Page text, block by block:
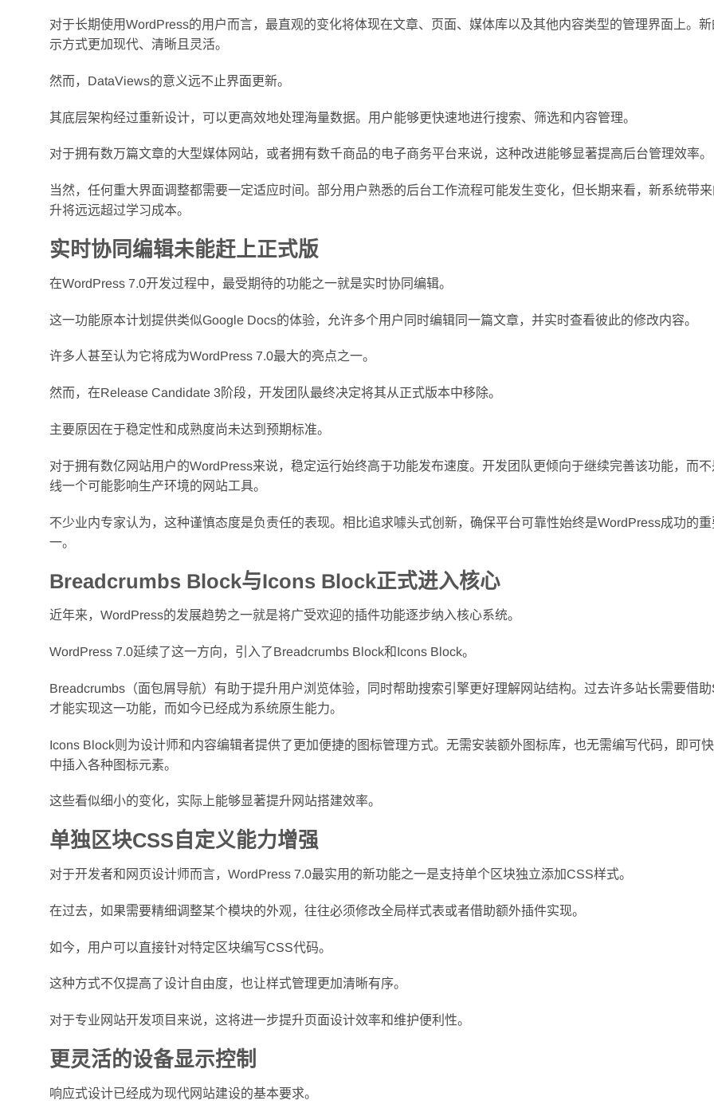
对于长期使用WordPress的用户而言，最直观的变化将体现在文章、页面、媒体库以及其他内容类型的管理界面上。
示方式更加现代、清晰且灵活。
然而，DataViews的意义远不止界面更新。
其底层架构经过重新设计，可以更高效地处理海量数据。用户能够更快速地进行搜索、筛选和内容管理。
对于拥有数万篇文章的大型媒体网站，或者拥有数千商品的电子商务平台来说，这种改进能够显著提高后台管理效率。
当然，任何重大界面调整都需要一定适应时间。部分用户熟悉的后台工作流程可能发生变化，但长期来看，新系统带
升将远远超过学习成本。
实时协同编辑未能赶上正式版
在WordPress 7.0开发过程中，最受期待的功能之一就是实时协同编辑。
这一功能原本计划提供类似Google Docs的体验，允许多个用户同时编辑同一篇文章，并实时查看彼此的修改内容。
许多人甚至认为它将成为WordPress 7.0最大的亮点之一。
然而，在Release Candidate 3阶段，开发团队最终决定将其从正式版本中移除。
主要原因在于稳定性和成熟度尚未达到预期标准。
对于拥有数亿网站用户的WordPress来说，稳定运行始终高于功能发布速度。开发团队更倾向于继续完善该功能，而
线一个可能影响生产环境的网站工具。
不少业内专家认为，这种谨慎态度是负责任的表现。相比追求噱头式创新，确保平台可靠性始终是WordPress成功的
一。
Breadcrumbs Block与Icons Block正式进入核心
近年来，WordPress的发展趋势之一就是将广受欢迎的插件功能逐步纳入核心系统。
WordPress 7.0延续了这一方向，引入了Breadcrumbs Block和Icons Block。
Breadcrumbs（面包屑导航）有助于提升用户浏览体验，同时帮助搜索引擎更好理解网站结构。过去许多站长需要借
才能实现这一功能，而如今已经成为系统原生能力。
Icons Block则为设计师和内容编辑者提供了更加便捷的图标管理方式。无需安装额外图标库，也无需编写代码，即可
中插入各种图标元素。
这些看似细小的变化，实际上能够显著提升网站搭建效率。
单独区块CSS自定义能力增强
对于开发者和网页设计师而言，WordPress 7.0最实用的新功能之一是支持单个区块独立添加CSS样式。
在过去，如果需要精细调整某个模块的外观，往往必须修改全局样式表或者借助额外插件实现。
如今，用户可以直接针对特定区块编写CSS代码。
这种方式不仅提高了设计自由度，也让样式管理更加清晰有序。
对于专业网站开发项目来说，这将进一步提升页面设计效率和维护便利性。
更灵活的设备显示控制
响应式设计已经成为现代网站建设的基本要求。